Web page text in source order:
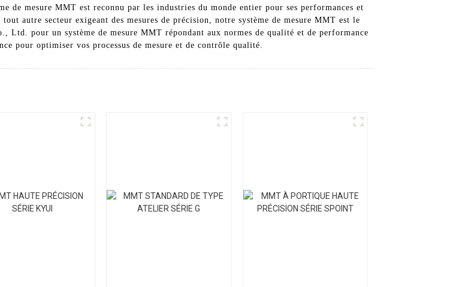
de mesure MMT est reconnu par les industries du monde entier pour ses performances et
autre secteur exigeant des mesures de précision, notre système de mesure MMT est le
pour un système de mesure MMT répondant aux normes de qualité et de performance
pour optimiser vos processus de mesure et de contrôle qualité.